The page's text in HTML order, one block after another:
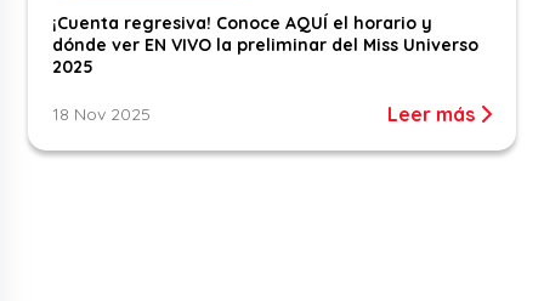
¡Cuenta regresiva! Conoce AQUÍ el horario y
dónde ver EN VIVO la preliminar del Miss Universo
2025
18 Nov 2025 Leer más